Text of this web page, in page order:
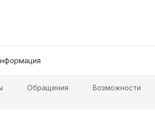
Обращения Возможности